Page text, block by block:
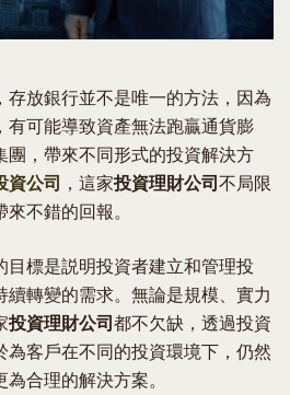
存放銀行並不是唯一的方法，因為
有可能導致資產無法跑贏通貨膨
團，帶來不同形式的投資解決方
資公司 ，這家投資理財公司不局限
不錯的回報。
目標是説明投資者建立和管理投
續轉變的需求。無論是規模、實力
投資理財公司都不欠缺，透過投資
為客戶在不同的投資環境下，仍然
合理的解決方案。